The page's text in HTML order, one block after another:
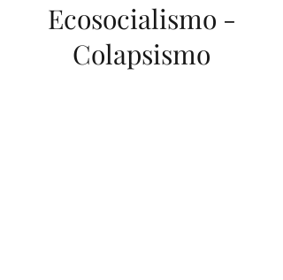
Ecosocialismo -
Colapsismo